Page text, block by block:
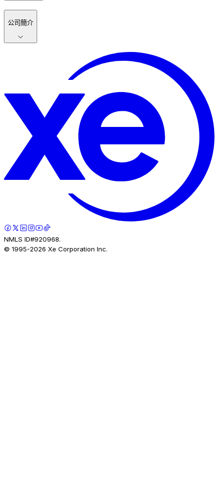
公司簡介
NMLS ID#920968.
© 1995-2026 Xe Corporation Inc.